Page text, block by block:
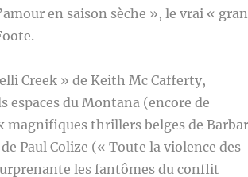
en saison sèche », le vrai «
Creek » de Keith Mc Cafferty,
espaces du Montana (encore de
magnifiques thrillers belges de
Paul Colize (« Toute la violence des
les fantômes du conflit